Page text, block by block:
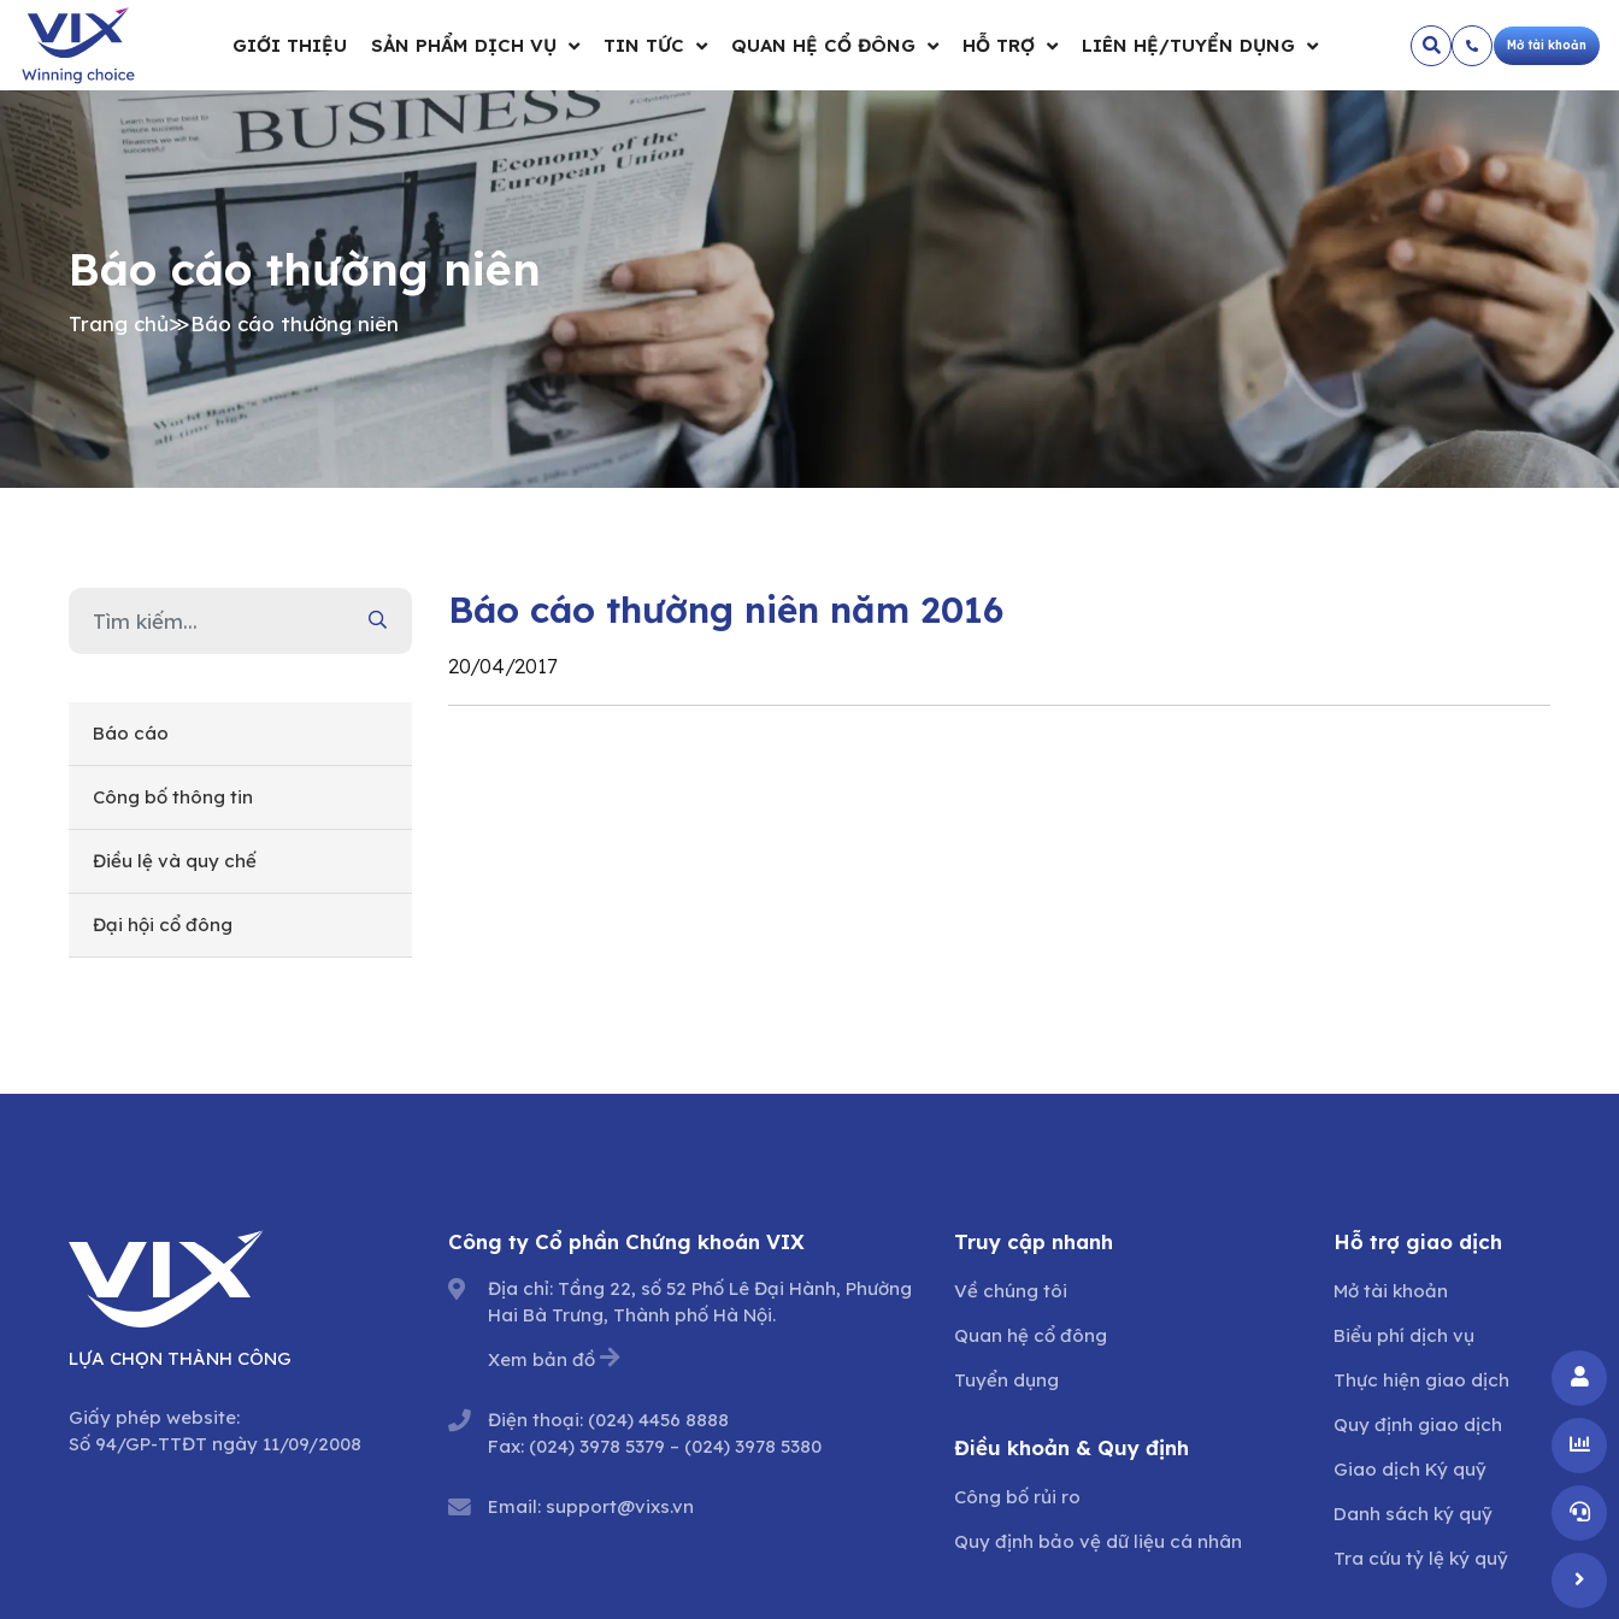
GIỚI THIỆU SẢN PHẨM DỊCH VỤ TIN TỨC QUAN HỆ CỔ ĐÔNG HỖ TRỢ LIÊN HỆ/TUYỂN DỤNG Mở tài khoản
Báo cáo thường niên
Trang chủ≫Báo cáo thường niên
Báo cáo
Công bố thông tin
Điều lệ và quy chế
Đại hội cổ đông
Báo cáo thường niên năm 2016
20/04/2017
LỰA CHỌN THÀNH CÔNG
Giấy phép website:
Số 94/GP-TTĐT ngày 11/09/2008
Công ty Cổ phần Chứng khoán VIX
Địa chỉ: Tầng 22, số 52 Phố Lê Đại Hành, Phường
Hai Bà Trưng, Thành phố Hà Nội.
Xem bản đồ
Điện thoại: (024) 4456 8888
Fax: (024) 3978 5379 – (024) 3978 5380
Email: support@vixs.vn
Truy cập nhanh
Về chúng tôi
Quan hệ cổ đông
Tuyển dụng
Điều khoản & Quy định
Công bố rủi ro
Quy định bảo vệ dữ liệu cá nhân
Hỗ trợ giao dịch
Mở tài khoản
Biểu phí dịch vụ
Thực hiện giao dịch
Quy định giao dịch
Giao dịch Ký quỹ
Danh sách ký quỹ
Tra cứu tỷ lệ ký quỹ